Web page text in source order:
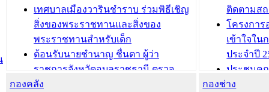
เทศบาลเมืองวารินชำราบ ร่วมพิธีเชิญ
สิ่งของพระราชทานและสิ่งของ
พระราชทานสำหรับเด็ก
ต้อนรับนายชำนาญ ชื่นตา ผู้ว่า
ราชการจังหวัดอุบลราชธานี ตรวจ
ความเรียบร้อยของสถานที่ในการเตรี
ติดตามส
โครงกา
เข้าใจใน
ประจำปี
ประชุมค
ความเสี่ย
กองคลัง กองช่าง